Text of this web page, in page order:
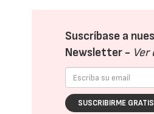
Suscríbase a
Newsletter - Ver
SUSCRIBIRME GRATIS